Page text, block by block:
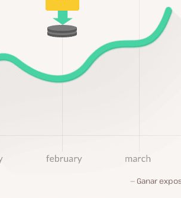
Ganar